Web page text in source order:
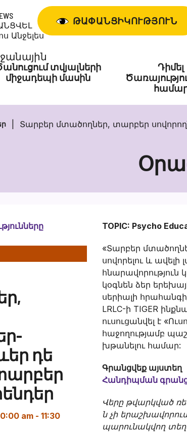
Անջելես
ԹԱՓԱՆՑԻԿՈՒԹՅՈՒՆ
տվյալների
միջադեպի մասին
Դիմել
Տարբեր մտածողներ, տարբեր
դե
am - 11:30
TOPIC: Psycho
«Տարբեր
սովորելու և
հնարավորություն
կօգնեն ձեր
սերիալի
LRLC-ի TIGER
ուսուցանվել է
հաջողությամբ
խթանելու համար:
Գրանցվեք այստեղ
Հանդիպման
Վերը թվարկված
ն չի
պարունակվող